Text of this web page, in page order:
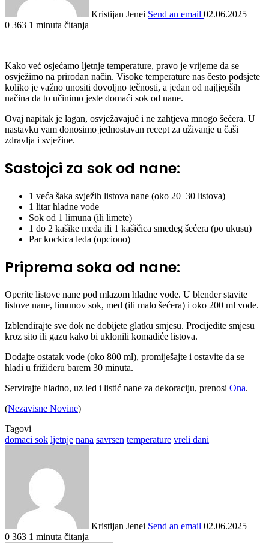
Kristijan Jenei Send an email 02.06.2025
0 363 1 minuta čitanja
Kako već osjećamo ljetnje temperature, pravo je vrijeme da se
osvježimo na prirodan način. Visoke temperature nas često podsjete
koliko je važno unositi dovoljno tečnosti, a jedan od najljepših
načina da to učinimo jeste domaći sok od nane.
Ovaj napitak je lagan, osvježavajuć i ne zahtjeva mnogo šećera. U
nastavku vam donosimo jednostavan recept za uživanje u čaši
zdravlja i svježine.
Sastojci za sok od nane:
1 veća šaka svježih listova nane (oko 20–30 listova)
1 litar hladne vode
Sok od 1 limuna (ili limete)
1 do 2 kašike meda ili 1 kašičica smeđeg šećera (po ukusu)
Par kockica leda (opciono)
Priprema soka od nane:
Operite listove nane pod mlazom hladne vode. U blender stavite
listove nane, limunov sok, med (ili malo šećera) i oko 200 ml vode.
Izblendirajte sve dok ne dobijete glatku smjesu. Procijedite smjesu
kroz sito ili gazu kako bi uklonili komadiće listova.
Dodajte ostatak vode (oko 800 ml), promiješajte i ostavite da se
hladi u frižideru barem 30 minuta.
Servirajte hladno, uz led i listić nane za dekoraciju, prenosi Ona.
(Nezavisne Novine)
Tagovi
domaci sok ljetnje nana savrsen temperature vreli dani
Kristijan Jenei Send an email 02.06.2025
0 363 1 minuta čitanja